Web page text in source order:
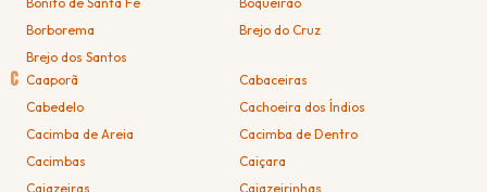
Borborema
Brejo do Cruz
Brejo dos Santos
C Caaporã
Cabaceiras
Cabedelo
Cachoeira dos Índios
Cacimba de Areia
Cacimba de Dentro
Cacimbas
Caiçara
Cajazeiras
Cajazeirinhas